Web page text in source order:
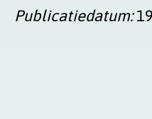
Publicatiedatum: